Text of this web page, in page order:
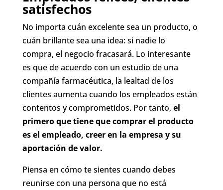
satisfechos
No importa cuán excelente sea un producto, o
cuán brillante sea una idea: si nadie lo
compra, el negocio fracasará. Lo interesante
es que de acuerdo con un estudio de una
compañía farmacéutica, la lealtad de los
clientes aumenta cuando los empleados están
contentos y comprometidos. Por tanto, el
primero que tiene que comprar el producto
es el empleado, creer en la empresa y su
aportación de valor.
Piensa en cómo te sientes cuando debes
reunirse con una persona que no está